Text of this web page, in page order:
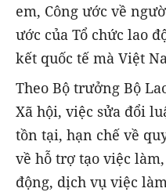
em, Công ước về
ước của Tổ chức lao
kết quốc tế mà Việt
Theo Bộ trưởng Bộ
Xã hội, việc sửa đổi
tồn tại, hạn chế về
về hỗ trợ tạo việc
động, dịch vụ việc